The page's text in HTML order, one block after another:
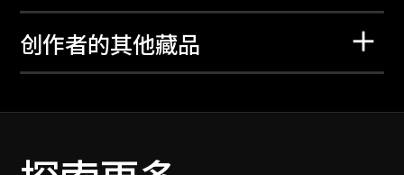
创作者的其他藏品